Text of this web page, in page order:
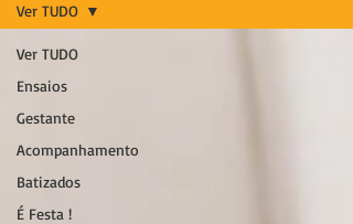
Ver TUDO
Ensaios
Gestante
Acompanhamento
Batizados
É Festa !
Ver TUDO